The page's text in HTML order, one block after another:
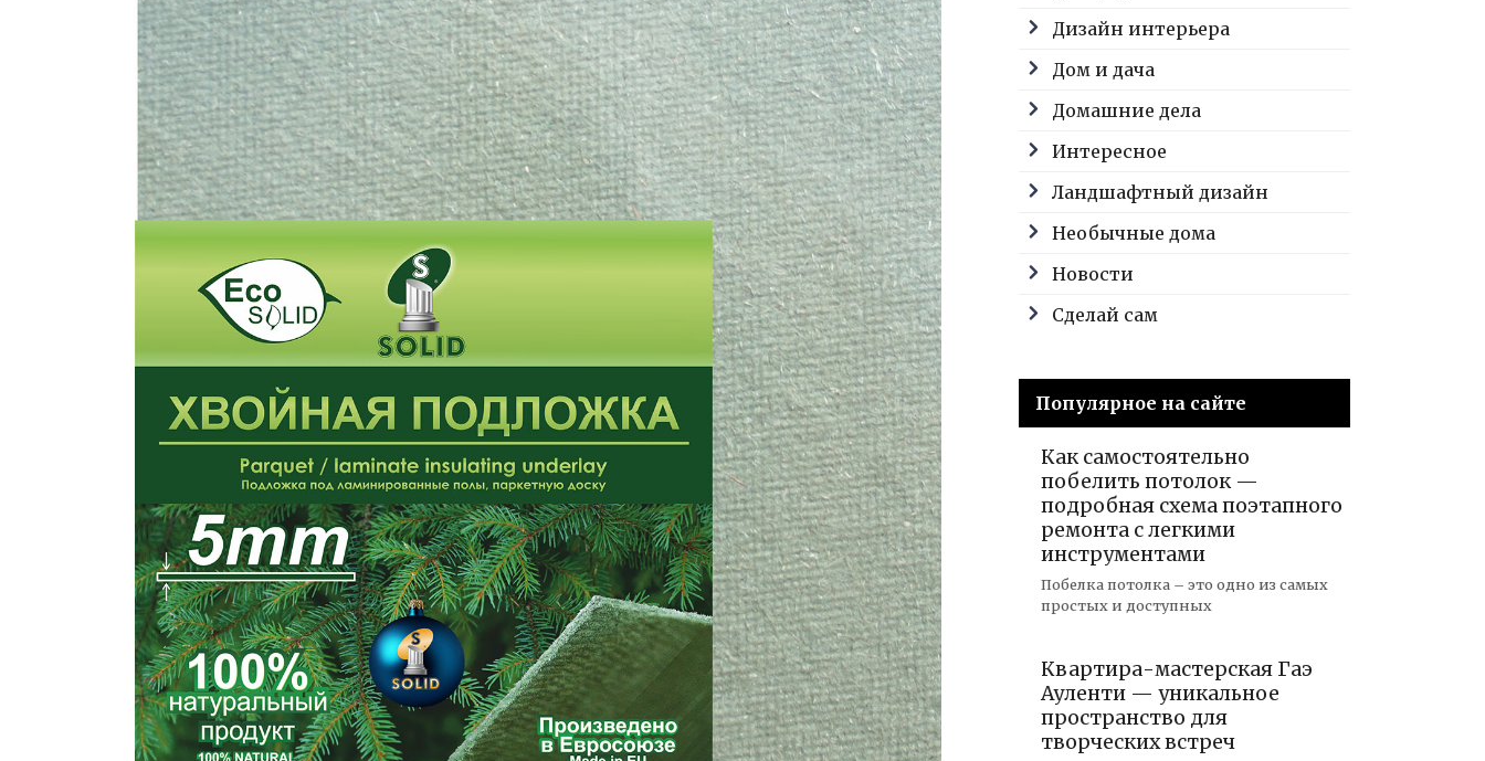
Дизайн интерьера
Дом и дача
Домашние дела
Интересное
Ландшафтный дизайн
Необычные дома
Новости
Сделай сам
Популярное на сайте
Как самостоятельно
побелить потолок —
подробная схема поэтапного
ремонта с легкими
инструментами
Побелка потолка – это одно из самых
простых и доступных
Квартира-мастерская Гаэ
Ауленти — уникальное
пространство для
творческих встреч